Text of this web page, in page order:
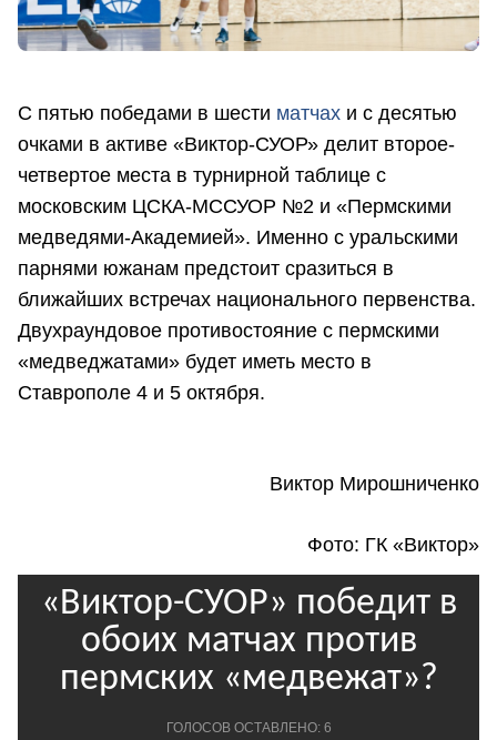
С пятью победами в шести матчах и с десятью
очками в активе «Виктор-СУОР» делит второе-
четвертое места в турнирной таблице с
московским ЦСКА-МССУОР №2 и «Пермскими
медведями-Академией». Именно с уральскими
парнями южанам предстоит сразиться в
ближайших встречах национального первенства.
Двухраундовое противостояние с пермскими
«медведжатами» будет иметь место в
Ставрополе 4 и 5 октября.
Виктор Мирошниченко
Фото: ГК «Виктор»